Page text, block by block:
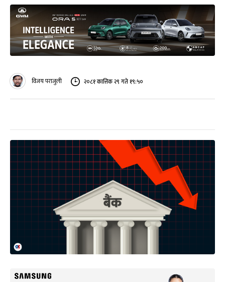
विजय पराजुली २०८१ कात्तिक २९ गते १९:५०